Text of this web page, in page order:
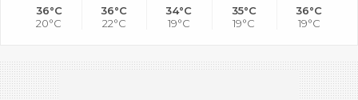
36°C
20°C
36°C
22°C
34°C
19°C
35°C
19°C
36°C
19°C